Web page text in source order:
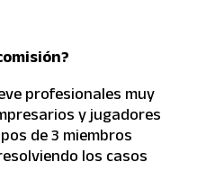
profesionales muy
y jugadores
de 3 miembros
los casos